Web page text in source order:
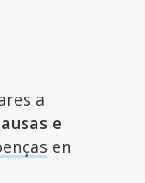
a
e
en